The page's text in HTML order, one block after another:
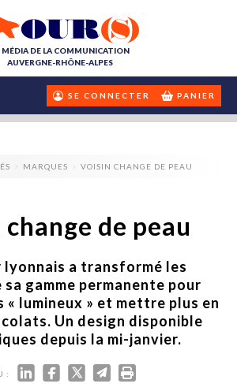
MÉDIA DE LA COMMUNICATION
AUVERGNE-RHÔNE-ALPES
SE CONNECTER PANIER
MARQUES VOISIN CHANGE DE PEAU
de peau
a transformé les
gamme permanente pour
« lumineux » et mettre plus en
Un design disponible
depuis la mi-janvier.
: